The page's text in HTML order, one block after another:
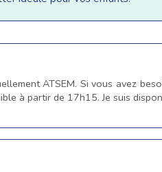
ATSEM. Si vous avez
à partir de 17h15. Je suis